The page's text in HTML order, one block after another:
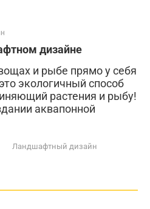
дизайне
и рыбе прямо у себя
экологичный способ
растения и рыбу!
аквапонной
Ландшафтный дизайн